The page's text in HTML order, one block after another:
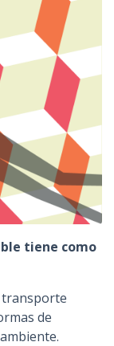
tiene como
transporte
de